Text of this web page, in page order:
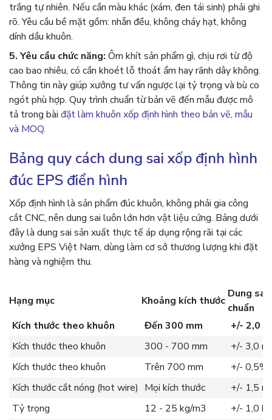
trắng tự nhiên. Nếu cần màu khác (xám, đen tái sinh) phải ghi
rõ. Yêu cầu bề mặt gồm: nhẵn đều, không cháy hạt, không
dính dầu khuôn.
5. Yêu cầu chức năng: Ôm khít sản phẩm gì, chịu rơi từ độ
cao bao nhiêu, có cần khoét lỗ thoát ẩm hay rãnh dây không.
Thông tin này giúp xưởng tư vấn ngược lại tỷ trọng và bù co
ngót phù hợp. Quy trình chuẩn từ bản vẽ đến mẫu được mô
tả trong bài đặt làm khuôn xốp định hình theo bản vẽ, mẫu
và MOQ.
Bảng quy cách dung sai xốp định hình
đúc EPS điển hình
Xốp định hình là sản phẩm đúc khuôn, không phải gia công
cắt CNC, nên dung sai luôn lớn hơn vật liệu cứng. Bảng dưới
đây là dung sai sản xuất thực tế áp dụng rộng rãi tại các
xưởng EPS Việt Nam, dùng làm cơ sở thương lượng khi đặt
hàng và nghiệm thu.
Hạng mục Khoảng kích thước
Dung sai
chuẩn
Kích thước theo khuôn
Đến 300 mm
+/- 2,0
Kích thước theo khuôn
300 - 700 mm
+/- 3,0
Kích thước theo khuôn
Trên 700 mm
+/- 0,5%
Kích thước cắt nóng (hot wire) Mọi kích thước
+/- 1,5
Tỷ trọng
12 - 25 kg/m3 +/- 1,0